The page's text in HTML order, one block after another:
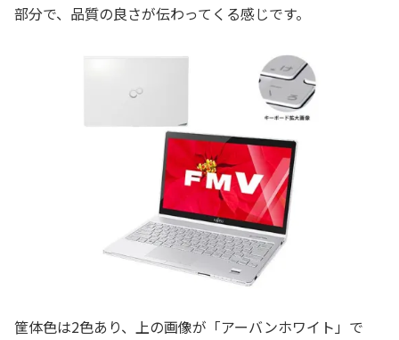
部分で、品質の良さが伝わってくる感じです。
筐体色は2色あり、上の画像が「アーバンホワイト」で